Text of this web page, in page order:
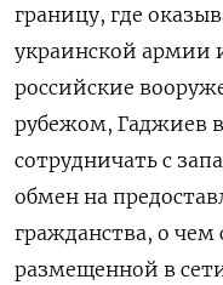
границу, где
украинской армии
российские
рубежом, Гаджиев
сотрудничать с
обмен на
гражданства, о
размещенной в